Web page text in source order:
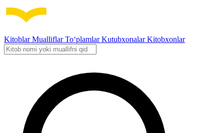
KitoblarMualliflarTo‘plamlarKutubxonalarKitobxonlar